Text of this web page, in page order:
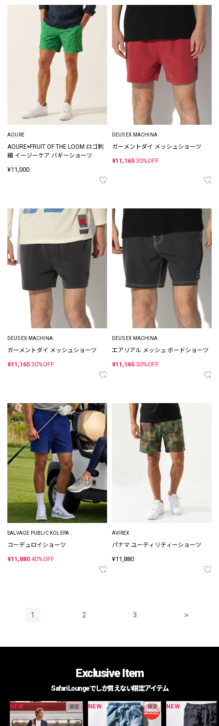
AOURE
AOURE×FRUIT OF THE LOOM ロゴ刺
繍 イージーケア バギーショーツ
¥11,000
DEUS EX MACHINA
ガーメントダイ メッシュショーツ
¥11,165 30%OFF
DEUS EX MACHINA
ガーメントダイ メッシュショーツ
¥11,165 30%OFF
DEUS EX MACHINA
エアリアル メッシュ ボードショーツ
¥11,165 30%OFF
SALVAGE PUBLIC KOLEPA
コーデュロイショーツ
¥11,880 40%OFF
AVIREX
パナマ ユーティリティーショーツ
¥11,880
1 2 3 >
Exclusive Item
Safari Loungeでしか買えない限定アイテム
NEW 限定 NEW 限定 NEW